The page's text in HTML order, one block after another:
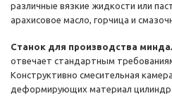
различные вязкие жидкости или
арахисовое масло, горчица и
Станок для производства
отвечает стандартным
Конструктивно смесительная
деформирующих материал